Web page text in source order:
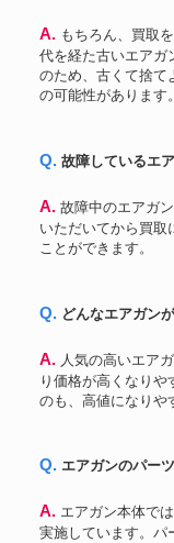
PTW
king arms
TOP
A＆K
A. もちろん、買取を指せていただくことができます。むしろ年
代を経た古いエアガ
のため、古くて捨て
の可能性があります。
Q. 故障している
A. 故障中のエアガンでも、買取可能です。ただし、修理をして
いただいてから買取
ことができます。
Q. どんなエアガ
A. 人気の高いエアガンや、希少性の高いエアガンなどの買い取
り価格が高くなりや
のも、高値になりや
Q. エアガンのパ
A. エアガン本体ではなく、エアガンのパーツのみの買い取りも
実施しています。パ